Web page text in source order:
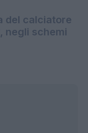
del calciatore
negli schemi